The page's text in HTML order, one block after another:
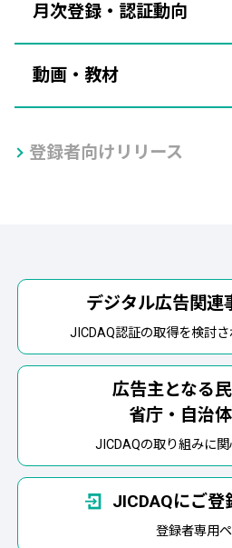
月次登録・認証動向
動画・教材
登録者向けリリース
デジタル広告関連
JICDAQ認証の取得を検討
広告主となる民
省庁・自治
JICDAQの取り組みに
JICDAQにご
登録者専用